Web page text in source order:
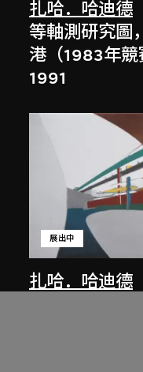
扎哈．哈迪德
等軸測研究圖
港（1983年競
1991
扎哈．哈迪德
展出中